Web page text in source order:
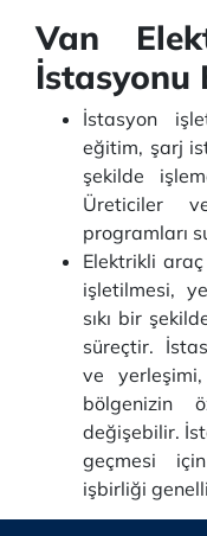
Van
İstasyonu
İstasyon
eğitim, şarj
şekilde
Üreticiler
programları
Elektrikli
işletilmesi,
sıkı bir
süreçtir.
ve
bölgenizin
değişebilir.
geçmesi
işbirliği